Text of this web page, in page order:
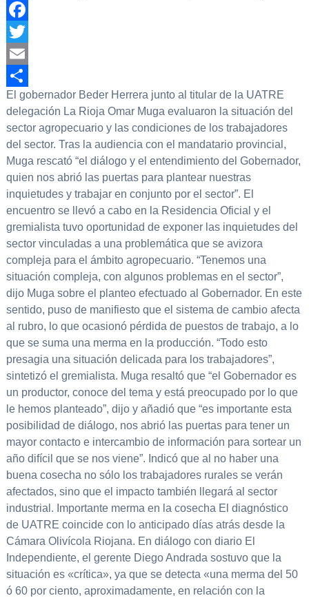
Facebook
Twitter
Email
Compartir
El gobernador Beder Herrera junto al titular de la UATRE
delegación La Rioja Omar Muga evaluaron la situación del
sector agropecuario y las condiciones de los trabajadores
del sector. Tras la audiencia con el mandatario provincial,
Muga rescató “el diálogo y el entendimiento del Gobernador,
quien nos abrió las puertas para plantear nuestras
inquietudes y trabajar en conjunto por el sector”. El
encuentro se llevó a cabo en la Residencia Oficial y el
gremialista tuvo oportunidad de exponer las inquietudes del
sector vinculadas a una problemática que se avizora
compleja para el ámbito agropecuario. “Tenemos una
situación compleja, con algunos problemas en el sector”,
dijo Muga sobre el planteo efectuado al Gobernador. En este
sentido, puso de manifiesto que el sistema de cambio afecta
al rubro, lo que ocasionó pérdida de puestos de trabajo, a lo
que se suma una merma en la producción. “Todo esto
presagia una situación delicada para los trabajadores”,
sintetizó el gremialista. Muga resaltó que “el Gobernador es
un productor, conoce del tema y está preocupado por lo que
le hemos planteado”, dijo y añadió que “es importante esta
posibilidad de diálogo, nos abrió las puertas para tener un
mayor contacto e intercambio de información para sortear un
año difícil que se nos viene”. Indicó que al no haber una
buena cosecha no sólo los trabajadores rurales se verán
afectados, sino que el impacto también llegará al sector
industrial. Importante merma en la cosecha El diagnóstico
de UATRE coincide con lo anticipado días atrás desde la
Cámara Olivícola Riojana. En diálogo con diario El
Independiente, el gerente Diego Andrada sostuvo que la
situación es «crítica», ya que se detecta «una merma del 50
ó 60 por ciento, aproximadamente, en relación con la